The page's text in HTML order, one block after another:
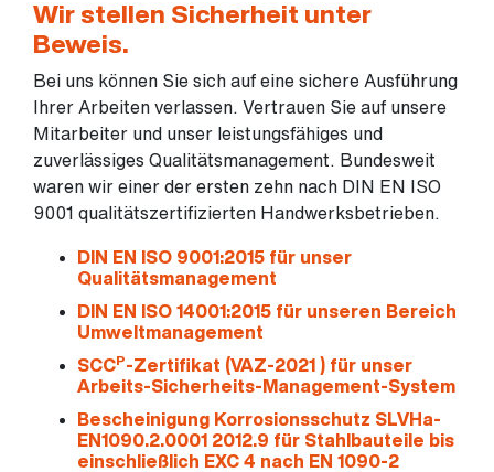
Wir stellen Sicherheit unter
Beweis.
Bei uns können Sie sich auf eine sichere Ausführung
Ihrer Arbeiten verlassen. Vertrauen Sie auf unsere
Mitarbeiter und unser leistungsfähiges und
zuverlässiges Qualitätsmanagement. Bundesweit
waren wir einer der ersten zehn nach DIN EN ISO
9001 qualitätszertifizierten Handwerksbetrieben.
DIN EN ISO 9001:2015 für unser
Qualitätsmanagement
DIN EN ISO 14001:2015 für unseren Bereich
Umweltmanagement
SCCP-Zertifikat (VAZ-2021 ) für unser
Arbeits-Sicherheits-Management-System
Bescheinigung Korrosionsschutz SLVHa-
EN1090.2.0001 2012.9 für Stahlbauteile bis
einschließlich EXC 4 nach EN 1090-2